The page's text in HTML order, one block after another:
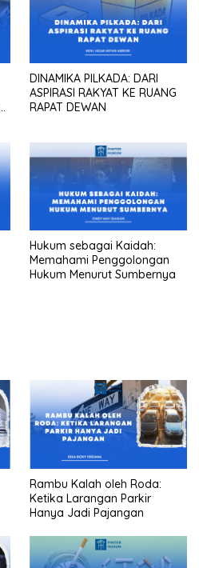
DINAMIKA PILKADA: DARI
ASPIRASI RAKYAT KE RUANG
RAPAT DEWAN
Hukum sebagai Kaidah:
Memahami Penggolongan
Hukum Menurut Sumbernya
Rambu Kalah oleh Roda:
Ketika Larangan Parkir
Hanya Jadi Pajangan